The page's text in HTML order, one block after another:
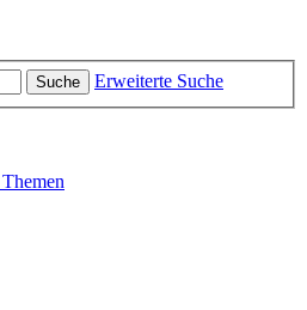
Suche Erweiterte Suche